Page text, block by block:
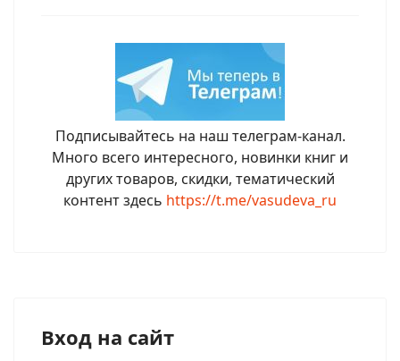
Подписывайтесь на наш телеграм-канал.
Много всего интересного, новинки книг и
других товаров, скидки, тематический
контент здесь https://t.me/vasudeva_ru
Вход на сайт